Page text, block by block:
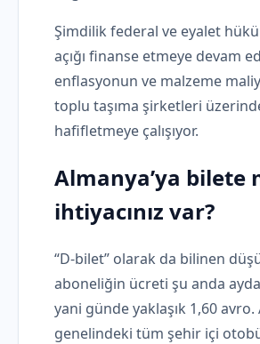
Şimdilik federal ve eyalet
açığı finanse etmeye devam
enflasyonun ve malzeme
toplu taşıma şirketleri
hafifletmeye çalışıyor.
Almanya’ya bilete
ihtiyacınız var?
“D-bilet” olarak da bilinen
aboneliğin ücreti şu anda
yani günde yaklaşık 1,60 avro.
genelindeki tüm şehir içi